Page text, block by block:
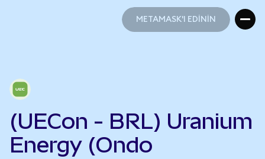
METAMASK'I EDİNİN
(UECon - BRL) Uranium
Energy (Ondo